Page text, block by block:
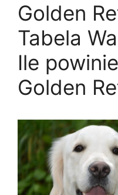
Golden
Tabela
Ile
Golden